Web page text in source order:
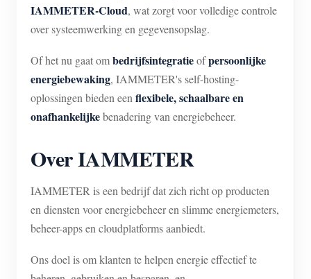
IAMMETER-Cloud, wat zorgt voor volledige controle
over systeemwerking en gegevensopslag.
Of het nu gaat ombedrijfsintegratieofpersoonlijke
energiebewaking, IAMMETER's self-hosting-
oplossingen bieden een flexibele, schaalbare en
onafhankelijkebenadering van energiebeheer.
Over IAMMETER
IAMMETER is een bedrijf dat zich richt op producten
en diensten voor energiebeheer en slimme energiemeters,
beheer-apps en cloudplatforms aanbiedt.
Ons doel is om klanten te helpen energie effectief te